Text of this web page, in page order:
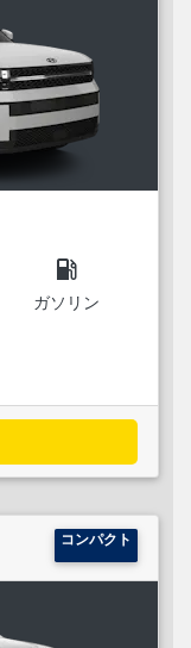
local_gas_station
ガソリン
コンパクト